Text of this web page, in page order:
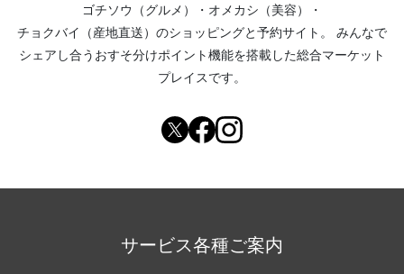
ゴチソウ（グルメ）
・ オメカシ（美容）
・
チョクバイ（産地直送） のショッピングと予約サイト。
みんなで
シェアし合う おすそ分けポイント機能を搭載した総合マーケット
プレイスです。
サービス各種ご案内